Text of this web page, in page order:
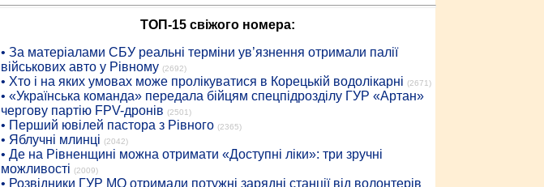
ТОП-15 свіжого номера:
• За матеріалами СБУ реальні терміни ув’язнення отримали палії
військових авто у Рівному (2692)
• Хто і на яких умовах може пролікуватися в Корецькій водолікарні (2671)
• «Українська команда» передала бійцям спецпідрозділу ГУР «Артан»
чергову партію FPV-дронів (2501)
• Перший ювілей пастора з Рівного (2365)
• Яблучні млинці (2042)
• Де на Рівненщині можна отримати «Доступні ліки»: три зручні
можливості (2009)
• Розвідники ГУР МО отримали потужні зарядні станції від волонтерів